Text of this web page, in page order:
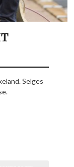
Selges